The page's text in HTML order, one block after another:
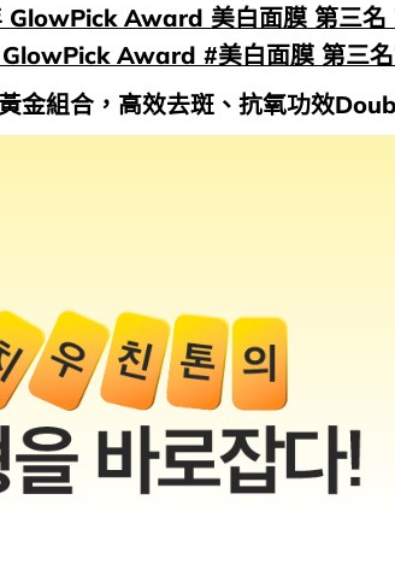
GlowPick Award 美白面膜 第三名
Award #美白面膜 第三
金組合，高效去斑、抗氧功效